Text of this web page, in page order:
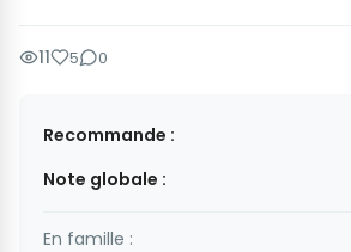
11 5 0
Recommande :
Note globale :
En famille :